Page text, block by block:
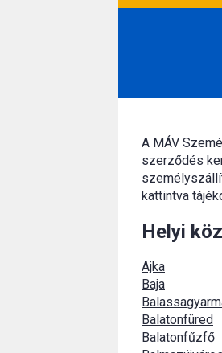
A MÁV
szerződés
kattintva
Helyi
Ajka
Baja
Balatonfüred
Balatonfűzfő